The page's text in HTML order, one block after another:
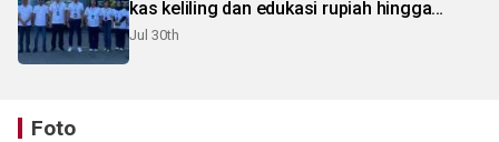
kas keliling dan edukasi rupiah hingga
pelosok Karo
Jul 30th
Foto